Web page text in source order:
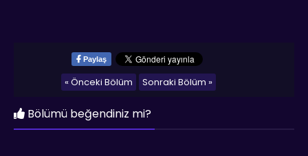
Paylaş
Sonraki Bölüm »
« Önceki Bölüm
Bölümü beğendiniz mi?